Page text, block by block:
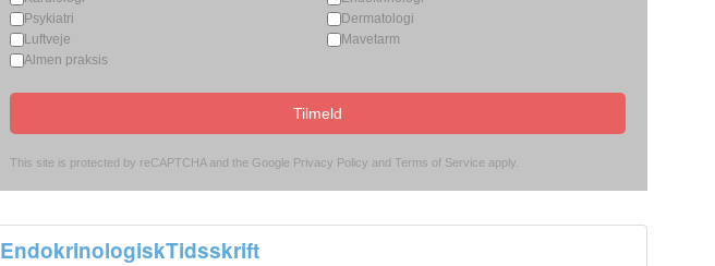
Psykiatri
Dermatologi
Luftveje
Mavetarm
Almen praksis
Tilmeld
This site is protected by reCAPTCHA and the Google Privacy Policy and Terms of Service apply.
EndokrinologiskTidsskrift